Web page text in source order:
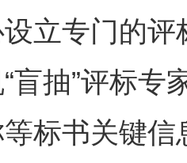
立专门的
盲抽”评标
标书关键
？